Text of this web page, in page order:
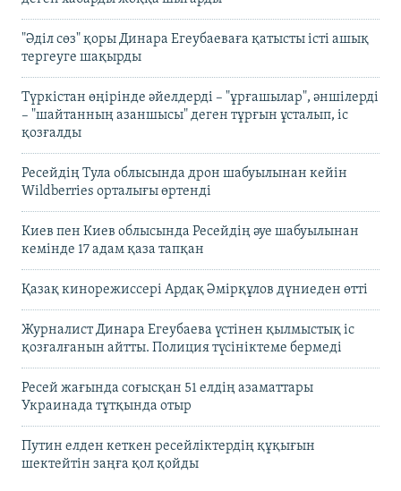
"Әділ сөз" қоры Динара Егеубаеваға қатысты істі ашық
тергеуге шақырды
Түркістан өңірінде әйелдерді – "ұрғашылар", әншілерді
– "шайтанның азаншысы" деген тұрғын ұсталып, іс
қозғалды
Ресейдің Тула облысында дрон шабуылынан кейін
Wildberries орталығы өртенді
Киев пен Киев облысында Ресейдің әуе шабуылынан
кемінде 17 адам қаза тапқан
Қазақ кинорежиссері Ардақ Әмірқұлов дүниеден өтті
Журналист Динара Егеубаева үстінен қылмыстық іс
қозғалғанын айтты. Полиция түсініктеме бермеді
Ресей жағында соғысқан 51 елдің азаматтары
Украинада тұтқында отыр
Путин елден кеткен ресейліктердің құқығын
шектейтін заңға қол қойды